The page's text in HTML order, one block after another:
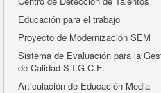
Educación para el trabajo
Proyecto de Modernización SEM
Sistema de Evaluación para la
de Calidad S.I.G.C.E.
Articulación de Educación Media